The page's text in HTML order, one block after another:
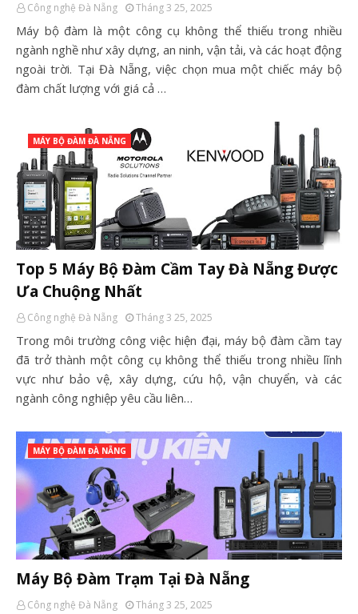
Công nghệ Đà Nẵng Tháng 3 25, 2025
Máy bộ đàm là một công cụ không thể thiếu trong nhiều
ngành nghề như xây dựng, an ninh, vận tải, và các hoạt động
ngoài trời. Tại Đà Nẵng, việc chọn mua một chiếc máy bộ
đàm chất lượng với giá cả …
MÁY BỘ ĐÀM ĐÀ NẴNG
Top 5 Máy Bộ Đàm Cầm Tay Đà Nẵng Được
Ưa Chuộng Nhất
Công nghệ Đà Nẵng Tháng 3 25, 2025
Trong môi trường công việc hiện đại, máy bộ đàm cầm tay
đã trở thành một công cụ không thể thiếu trong nhiều lĩnh
vực như bảo vệ, xây dựng, cứu hộ, vận chuyển, và các
ngành công nghiệp yêu cầu liên…
MÁY BỘ ĐÀM ĐÀ NẴNG
Máy Bộ Đàm Trạm Tại Đà Nẵng
Công nghệ Đà Nẵng Tháng 3 25, 2025